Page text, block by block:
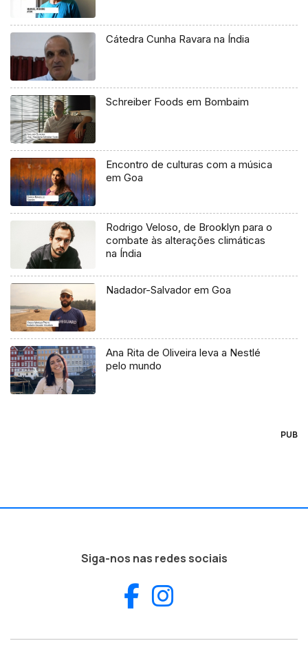
Cátedra Cunha Ravara na Índia
Schreiber Foods em Bombaim
Encontro de culturas com a música
em Goa
Rodrigo Veloso, de Brooklyn para o
combate às alterações climáticas
na Índia
Nadador-Salvador em Goa
Ana Rita de Oliveira leva a Nestlé
pelo mundo
PUB
Siga-nos nas redes sociais
Facebook